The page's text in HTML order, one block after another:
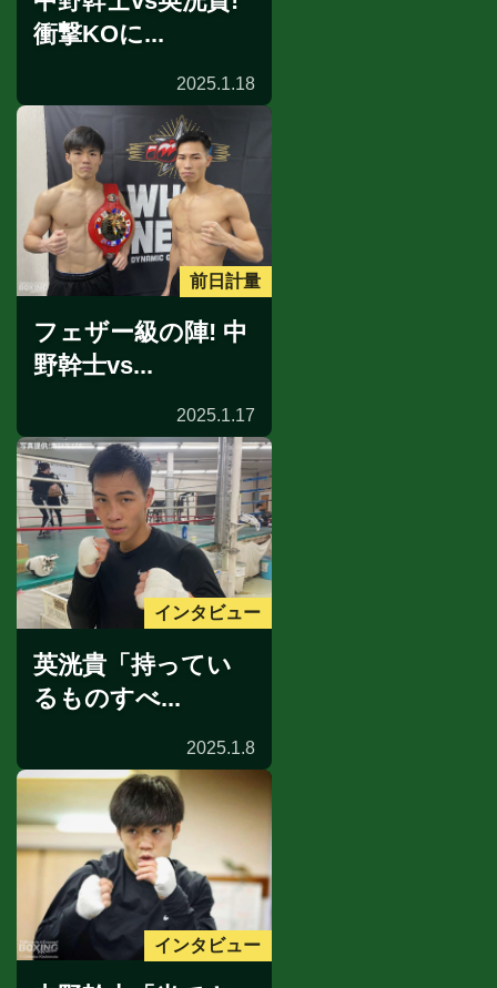
衝撃KOに...
2025.1.18
前日計量
フェザー級の陣! 中
野幹士vs...
2025.1.17
インタビュー
英洸貴「持ってい
るものすべ...
2025.1.8
インタビュー